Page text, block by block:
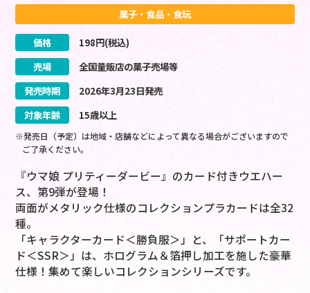
菓子・食品・食玩
価格 198円(税込)
売場
全国量販店の菓子売場等
発売時期
2026年3月23日発売
対象年齢
15歳以上
※発売日（予定）は地域・店舗などによって異なる場合がございますので
ご了承ください。
『ウマ娘 プリティーダービー』のカード付きウエハー
ス、第9弾が登場！
両面がメタリック仕様のコレクションプラカードは全32
種。
「キャラクターカード＜勝負服＞」と、「サポートカー
ド＜SSR＞」は、ホログラム＆箔押し加工を施した豪華
仕様！集めて楽しいコレクションシリーズです。